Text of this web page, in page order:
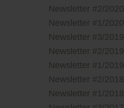
Newsletter #2/2020
Newsletter #1/2020
Newsletter #3/2019
Newsletter #2/2019
Newsletter #1/2019
Newsletter #2/2018
Newsletter #1/2018